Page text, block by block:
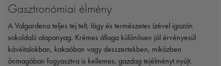
Gasztronómiai élmény
A Valgardena teljes tej telt, lágy és természetes ízével igazán
sokoldalú alapanyag. Krémes állaga különösen jól érvényesül
kávéitalokban, kakaóban vagy desszertekben, miközben
önmagában fogyasztva is kellemes, gazdag tejélményt nyújt.